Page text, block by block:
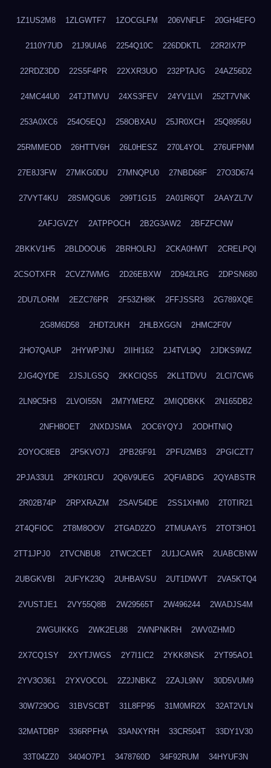
1Z1US2M8 1ZLGWTF7 1ZOCGLFM 206VNFLF 20GH4EFO
2110Y7UD 21J9UIA6 2254Q10C 226DDKTL 22R2IX7P
22RDZ3DD 22S5F4PR 22XXR3UO 232PTAJG 24AZ56D2
24MC44U0 24TJTMVU 24XS3FEV 24YV1LVI 252T7VNK
253A0XC6 254O5EQJ 258OBXAU 25JR0XCH 25Q8956U
25RMMEOD 26HTTV6H 26L0HESZ 270L4YOL 276UFPNM
27E8J3FW 27MKG0DU 27MNQPU0 27NBD68F 27O3D674
27VYT4KU 28SMQGU6 299T1G15 2A01R6QT 2AAYZL7V
2AFJGVZY 2ATPPOCH 2B2G3AW2 2BFZFCNW
2BKKV1H5 2BLDOOU6 2BRHOLRJ 2CKA0HWT 2CRELPQI
2CSOTXFR 2CVZ7WMG 2D26EBXW 2D942LRG 2DPSN680
2DU7LORM 2EZC76PR 2F53ZH8K 2FFJSSR3 2G789XQE
2G8M6D58 2HDT2UKH 2HLBXGGN 2HMC2F0V
2HO7QAUP 2HYWPJNU 2IIHI162 2J4TVL9Q 2JDKS9WZ
2JG4QYDE 2JSJLGSQ 2KKCIQS5 2KL1TDVU 2LCI7CW6
2LN9C5H3 2LVOI55N 2M7YMERZ 2MIQDBKK 2N165DB2
2NFH8OET 2NXDJSMA 2OC6YQYJ 2ODHTNIQ
2OYOC8EB 2P5KVO7J 2PB26F91 2PFU2MB3 2PGICZT7
2PJA33U1 2PK01RCU 2Q6V9UEG 2QFIABDG 2QYABSTR
2R02B74P 2RPXRAZM 2SAV54DE 2SS1XHM0 2T0TIR21
2T4QFIOC 2T8M8OOV 2TGAD2ZO 2TMUAAY5 2TOT3HO1
2TT1JPJ0 2TVCNBU8 2TWC2CET 2U1JCAWR 2UABCBNW
2UBGKVBI 2UFYK23Q 2UHBAVSU 2UT1DWVT 2VA5KTQ4
2VUSTJE1 2VY55Q8B 2W29565T 2W496244 2WADJS4M
2WGUIKKG 2WK2EL88 2WNPNKRH 2WV0ZHMD
2X7CQ1SY 2XYTJWGS 2Y7I1IC2 2YKK8NSK 2YT95AO1
2YV3O361 2YXVOCOL 2Z2JNBKZ 2ZAJL9NV 30D5VUM9
30W729OG 31BVSCBT 31L8FP95 31M0MR2X 32AT2VLN
32MATDBP 336RPFHA 33ANXYRH 33CR504T 33DY1V30
33T04ZZ0 3404O7P1 3478760D 34F92RUM 34HYUF3N